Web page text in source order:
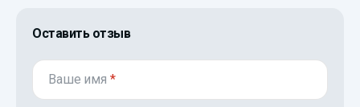
Оставить отзыв
Ваше имя *